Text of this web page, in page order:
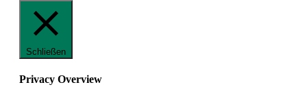
Schließen
Privacy Overview